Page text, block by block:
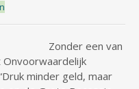
Zonder een van
minder geld, maar